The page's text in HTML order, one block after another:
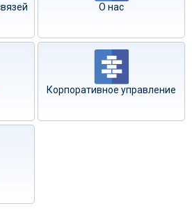
О нас
Корпоративное управление